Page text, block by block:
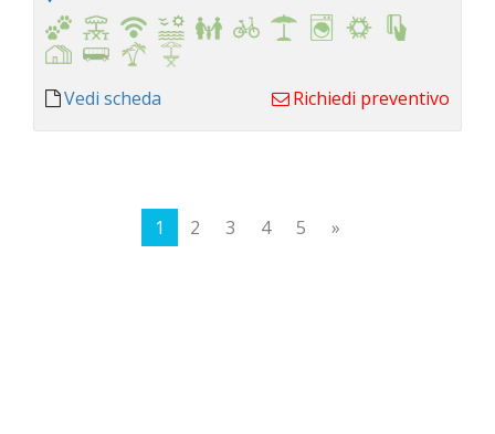
Vedi scheda Richiedi preventivo
1 2 3 4 5 »